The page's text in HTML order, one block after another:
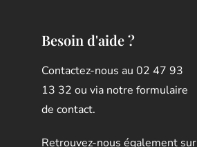
Besoin d'aide ?
Contactez-nous au 02 47 93
13 32 ou via notre formulaire
de contact.
Retrouvez-nous également sur